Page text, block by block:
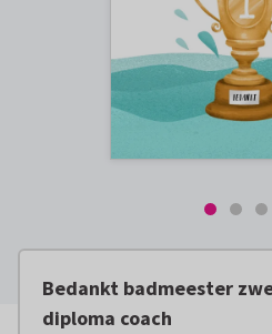
Bedankt badmeester
diploma coach